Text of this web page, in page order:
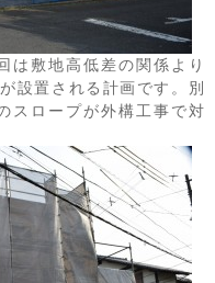
は敷地高低差の関係より
設置される計画です。別
スロープが外構工事で対